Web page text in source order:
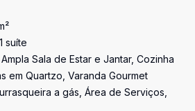
suíte
Sala de Estar e Jantar, Cozinha
em Quartzo, Varanda Gourmet
a gás, Área de Serviços,